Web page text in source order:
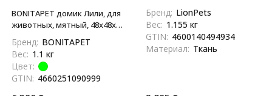
BONITAPET домик Лили, для
животных, мятный, 48х48х35
Бренд: BONITAPET
Вес: 1.1 кг
Цвет:
GTIN: 4660251090999
Бренд: LionPets
Вес: 1.155 кг
GTIN: 4600140494934
Материал: Ткань